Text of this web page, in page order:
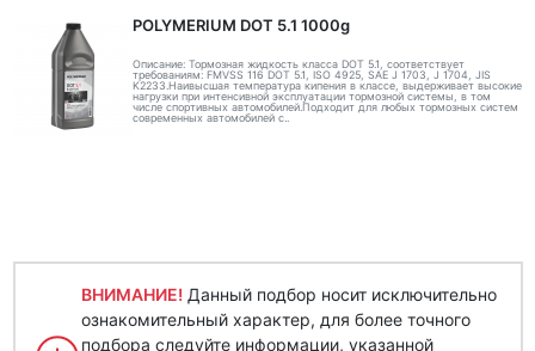
POLYMERIUM DOT 5.1 1000g
Описание: Тормозная жидкость класса DOT 5.1, соответствует
требованиям: FMVSS 116 DOT 5.1, ISO 4925, SAE J 1703, J 1704, JIS
K2233.Наивысшая температура кипения в классе, выдерживает высокие
нагрузки при интенсивной эксплуатации тормозной системы, в том
числе спортивных автомобилей.Подходит для любых тормозных систем
современных автомобилей с..
ВНИМАНИЕ! Данный подбор носит исключительно
ознакомительный характер, для более точного
подбора следуйте информации, указанной